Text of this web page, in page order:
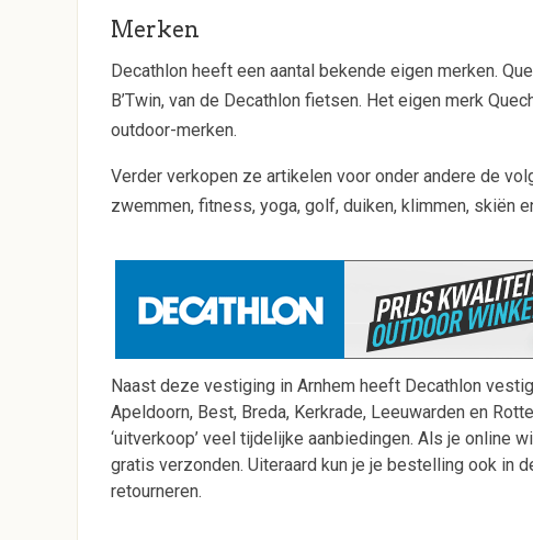
Merken
Decathlon heeft een aantal bekende eigen merken.
B’Twin, van de Decathlon fietsen. Het eigen merk
outdoor-merken.
Verder verkopen ze artikelen voor onder andere de
zwemmen, fitness, yoga, golf, duiken, klimmen, skiën
Naast deze vestiging in Arnhem heeft Decathlon
Apeldoorn, Best, Breda, Kerkrade, Leeuwarden en
‘uitverkoop’ veel tijdelijke aanbiedingen. Als je online
gratis verzonden. Uiteraard kun je je bestelling ook in
retourneren.